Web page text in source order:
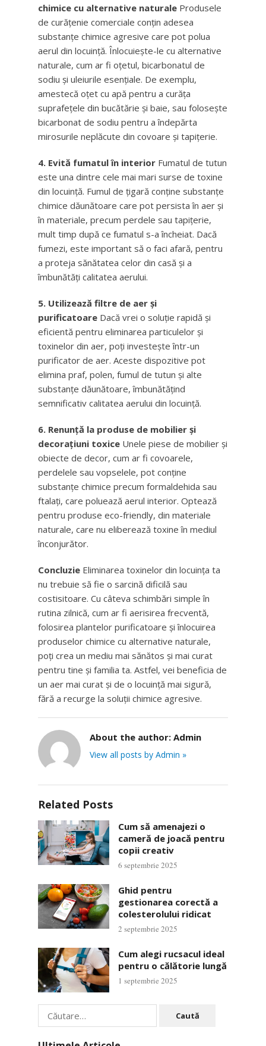
chimice cu alternative naturale Produsele
de curățenie comerciale conțin adesea
substanțe chimice agresive care pot polua
aerul din locuință. Înlocuiește-le cu alternative
naturale, cum ar fi oțetul, bicarbonatul de
sodiu și uleiurile esențiale. De exemplu,
amestecă oțet cu apă pentru a curăța
suprafețele din bucătărie și baie, sau folosește
bicarbonat de sodiu pentru a îndepărta
mirosurile neplăcute din covoare și tapițerie.
4. Evită fumatul în interior Fumatul de tutun
este una dintre cele mai mari surse de toxine
din locuință. Fumul de țigară conține substanțe
chimice dăunătoare care pot persista în aer și
în materiale, precum perdele sau tapițerie,
mult timp după ce fumatul s-a încheiat. Dacă
fumezi, este important să o faci afară, pentru
a proteja sănătatea celor din casă și a
îmbunătăți calitatea aerului.
5. Utilizează filtre de aer și
purificatoare Dacă vrei o soluție rapidă și
eficientă pentru eliminarea particulelor și
toxinelor din aer, poți investește într-un
purificator de aer. Aceste dispozitive pot
elimina praf, polen, fumul de tutun și alte
substanțe dăunătoare, îmbunătățind
semnificativ calitatea aerului din locuință.
6. Renunță la produse de mobilier și
decorațiuni toxice Unele piese de mobilier și
obiecte de decor, cum ar fi covoarele,
perdelele sau vopselele, pot conține
substanțe chimice precum formaldehida sau
ftalați, care poluează aerul interior. Optează
pentru produse eco-friendly, din materiale
naturale, care nu eliberează toxine în mediul
înconjurător.
Concluzie Eliminarea toxinelor din locuința ta
nu trebuie să fie o sarcină dificilă sau
costisitoare. Cu câteva schimbări simple în
rutina zilnică, cum ar fi aerisirea frecventă,
folosirea plantelor purificatoare și înlocuirea
produselor chimice cu alternative naturale,
poți crea un mediu mai sănătos și mai curat
pentru tine și familia ta. Astfel, vei beneficia de
un aer mai curat și de o locuință mai sigură,
fără a recurge la soluții chimice agresive.
About the author: Admin
View all posts by Admin »
Related Posts
Cum să amenajezi o
cameră de joacă pentru
copii creativ
6 septembrie 2025
Ghid pentru
gestionarea corectă a
colesterolului ridicat
2 septembrie 2025
Cum alegi rucsacul ideal
pentru o călătorie lungă
1 septembrie 2025
Caută
după: